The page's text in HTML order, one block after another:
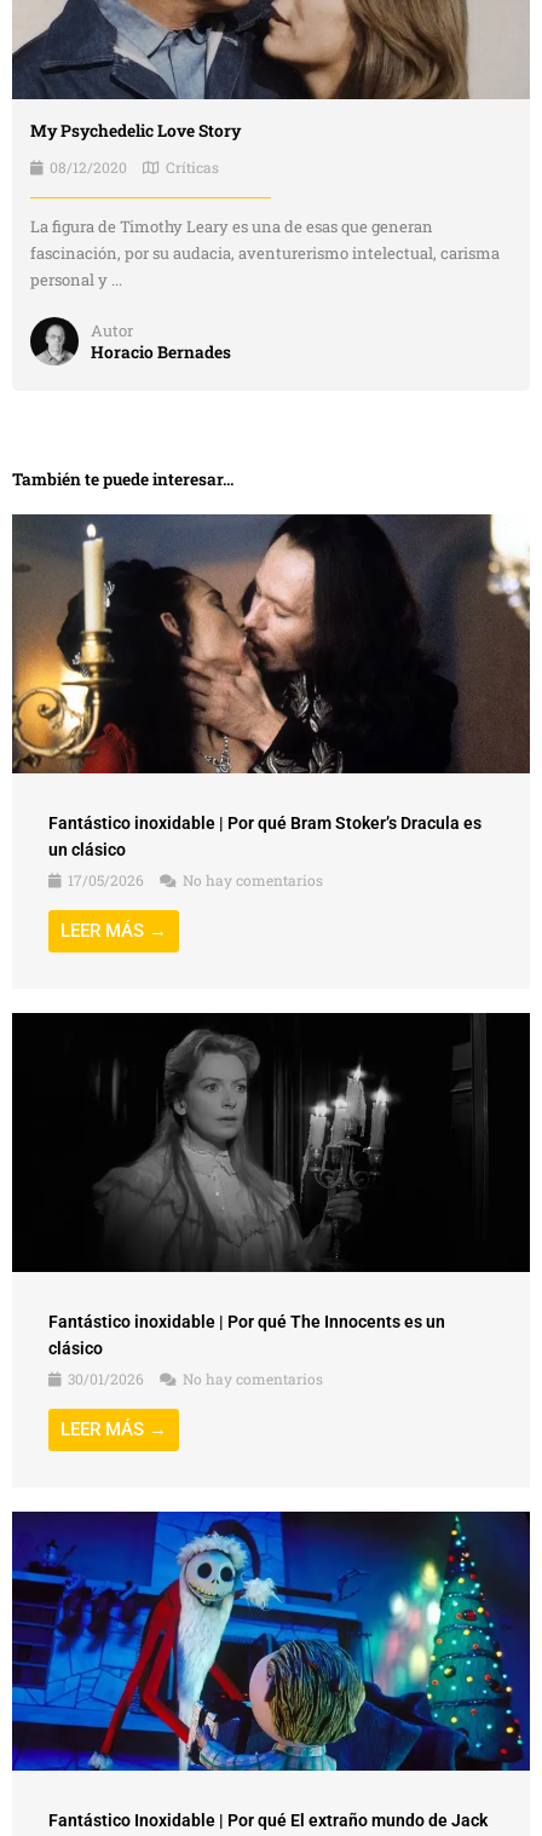
My Psychedelic Love Story
08/12/2020 Críticas
La figura de Timothy Leary es una de esas que generan
fascinación, por su audacia, aventurerismo intelectual, carisma
personal y ...
Autor
Horacio Bernades
También te puede interesar...
Fantástico inoxidable | Por qué Bram Stoker’s Dracula es
un clásico
17/05/2026
No hay comentarios
LEER MÁS →
Fantástico inoxidable | Por qué The Innocents es un
clásico
30/01/2026
No hay comentarios
LEER MÁS →
Fantástico Inoxidable | Por qué El extraño mundo de Jack